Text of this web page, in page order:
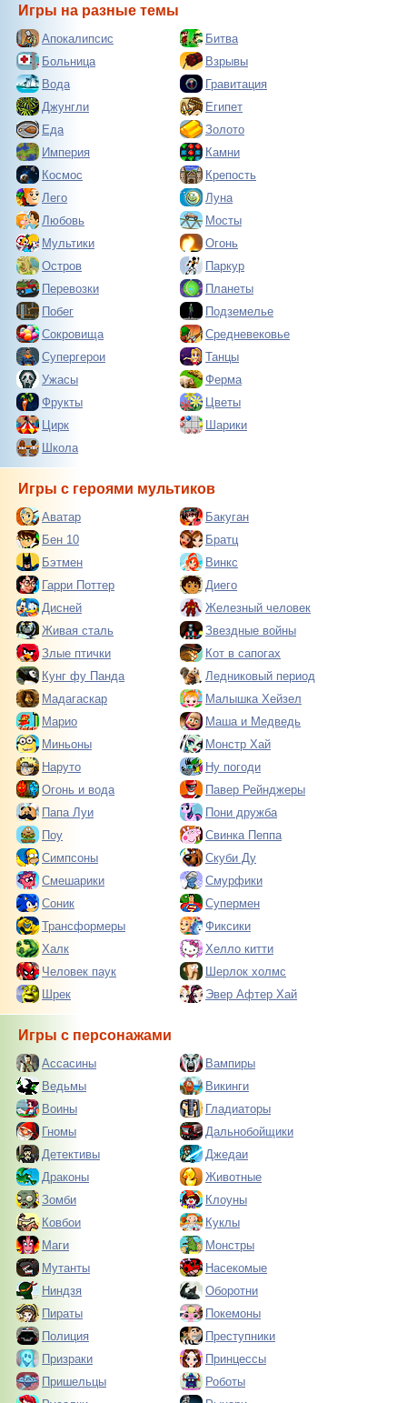
Игры на разные темы
Апокалипсис
Битва
Больница
Взрывы
Вода
Гравитация
Джунгли
Египет
Еда
Золото
Империя
Камни
Космос
Крепость
Лего
Луна
Любовь
Мосты
Мультики
Огонь
Остров
Паркур
Перевозки
Планеты
Побег
Подземелье
Сокровища
Средневековье
Супергерои
Танцы
Ужасы
Ферма
Фрукты
Цветы
Цирк
Шарики
Школа
Игры с героями мультиков
Аватар
Бакуган
Бен 10
Братц
Бэтмен
Винкс
Гарри Поттер
Диего
Дисней
Железный человек
Живая сталь
Звездные войны
Злые птички
Кот в сапогах
Кунг фу Панда
Ледниковый период
Мадагаскар
Малышка Хейзел
Марио
Маша и Медведь
Миньоны
Монстр Хай
Наруто
Ну погоди
Огонь и вода
Павер Рейнджеры
Папа Луи
Пони дружба
Поу
Свинка Пеппа
Симпсоны
Скуби Ду
Смешарики
Смурфики
Соник
Супермен
Трансформеры
Фиксики
Халк
Хелло китти
Человек паук
Шерлок холмс
Шрек
Эвер Афтер Хай
Игры с персонажами
Ассасины
Вампиры
Ведьмы
Викинги
Воины
Гладиаторы
Гномы
Дальнобойщики
Детективы
Джедаи
Драконы
Животные
Зомби
Клоуны
Ковбои
Куклы
Маги
Монстры
Мутанты
Насекомые
Ниндзя
Оборотни
Пираты
Покемоны
Полиция
Преступники
Призраки
Принцессы
Пришельцы
Роботы